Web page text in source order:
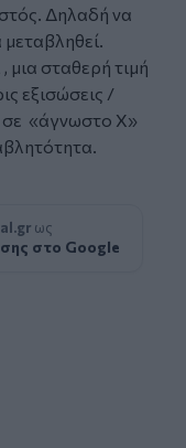
Δηλαδή να
μεταβληθεί.
μια σταθερή τιμή
εξισώσεις /
σε «άγνωστο Χ»
ως
στο Google